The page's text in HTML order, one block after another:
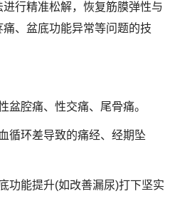
行精准松解，恢复筋膜弹性与
、盆底功能异常等问题的技
盆腔痛、性交痛、尾骨痛。
循环差导致的痛经、经期坠
功能提升(如改善漏尿)打下坚实